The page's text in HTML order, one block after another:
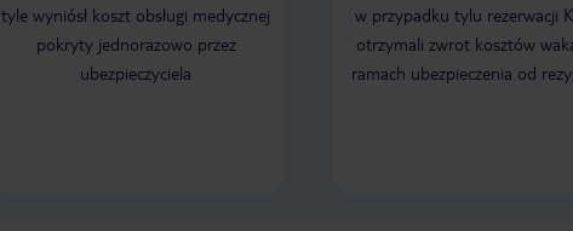
tyle wyniósł koszt obsługi medycznej
pokryty jednorazowo przez
ubezpieczyciela
w przypadku tylu rezerwacji
otrzymali zwrot kosztów
ramach ubezpieczenia od